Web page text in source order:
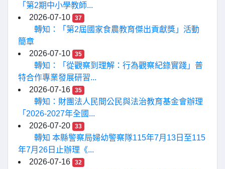
「第2期中小學教師...
2026-07-10
37
轉知：「第2屆國家食農教育傑出貢獻獎」活動
簡章
2026-07-10
35
轉知：「從觀察到理解：行為觀察紀錄實踐」普
特合作專業發展研習...
2026-07-16
35
轉知：財團法人民間公民與法治教育基金會辦理
「2026-2027年全國...
2026-07-20
33
轉知 本縣警察局婦幼警察隊115年7月13日至115
年7月26日止辦理《...
2026-07-16
32